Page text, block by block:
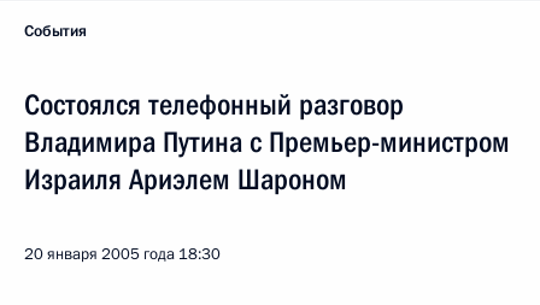
События
Состоялся телефонный разговор
Владимира Путина с Премьер-министром
Израиля Ариэлем Шароном
20 января 2005 года 18:30